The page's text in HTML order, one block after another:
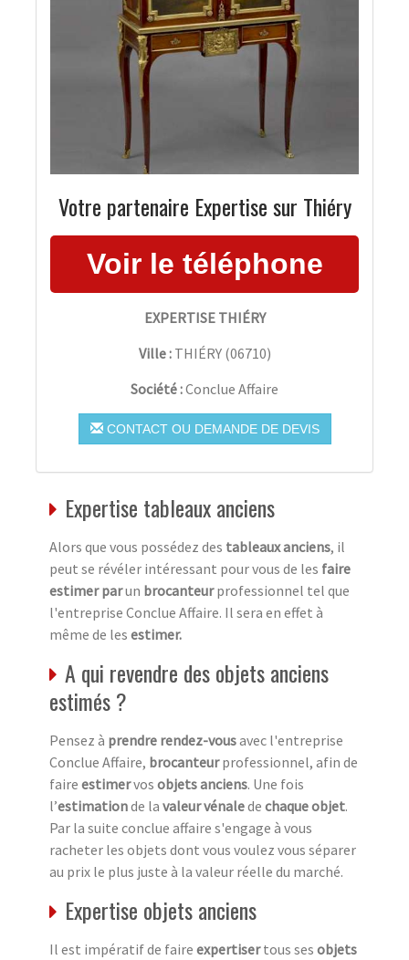
Votre partenaire Expertise sur Thiéry
EXPERTISE THIÉRY
Ville : THIÉRY(06710)
Société :Conclue Affaire
CONTACT OU DEMANDE DE DEVIS
Expertise tableaux anciens
Alors que vous possédez des tableaux anciens, il
peut se révéler intéressant pour vous de les faire
estimer parun brocanteurprofessionnel tel que
l'entreprise Conclue Affaire. Il sera en effet à
même de les estimer.
A qui revendre des objets anciens
estimés ?
Pensez à prendre rendez-vousavec l'entreprise
Conclue Affaire, brocanteurprofessionnel, afin de
faire estimervos objets anciens. Une fois
l’estimationde la valeur vénalede chaque objet.
Par la suite conclue affaire s'engage à vous
racheter les objets dont vous voulez vous séparer
au prix le plus juste à la valeur réelle du marché.
Expertise objets anciens
Il est impératif de faire expertisertous ses objets